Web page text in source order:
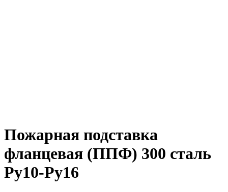
Пожарная подставка
фланцевая (ППФ) 300 сталь
Ру10-Ру16